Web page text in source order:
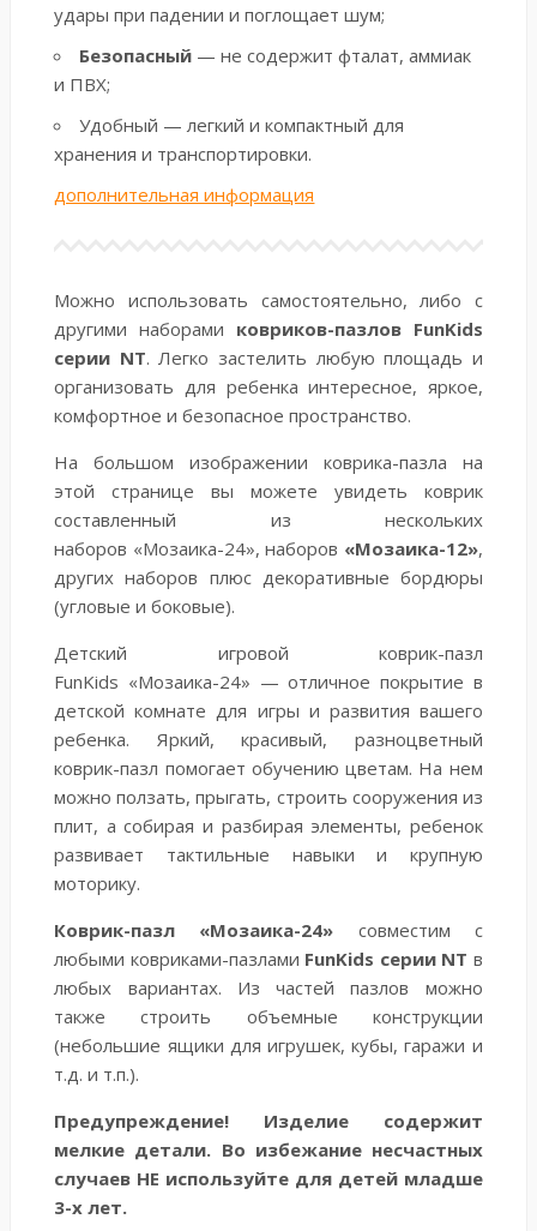
удары при падении и поглощает шум;
Безопасный — не содержит фталат, аммиак
и ПВХ;
Удобный — легкий и компактный для
хранения и транспортировки.
дополнительная информация
Можно использовать самостоятельно, либо с
другими наборами ковриков-пазлов FunKids
серии NT. Легко застелить любую площадь и
организовать для ребенка интересное, яркое,
комфортное и безопасное пространство.
На большом изображении коврика-пазла на
этой странице вы можете увидеть коврик
составленный из нескольких
наборов «Мозаика-24», наборов «Мозаика-12»,
других наборов плюс декоративные бордюры
(угловые и боковые).
Детский игровой коврик-пазл
FunKids «Мозаика-24» — отличное покрытие в
детской комнате для игры и развития вашего
ребенка. Яркий, красивый, разноцветный
коврик-пазл помогает обучению цветам. На нем
можно ползать, прыгать, строить сооружения из
плит, а собирая и разбирая элементы, ребенок
развивает тактильные навыки и крупную
моторику.
Коврик-пазл «Мозаика-24» совместим с
любыми ковриками-пазлами FunKids серии NT в
любых вариантах. Из частей пазлов можно
также строить объемные конструкции
(небольшие ящики для игрушек, кубы, гаражи и
т.д. и т.п.).
Предупреждение! Изделие содержит
мелкие детали. Во избежание несчастных
случаев НЕ используйте для детей младше
3-х лет.